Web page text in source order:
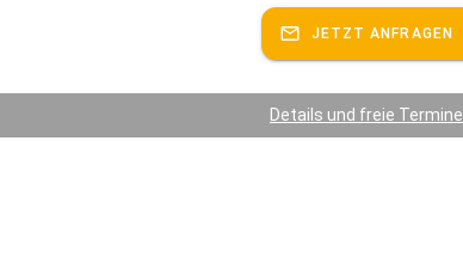
JETZT ANFRAGEN
Details und freie Termine